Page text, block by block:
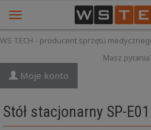
WS TECH - producent sprzętu
Masz
Moje konto
Stół stacjonarny SP-E01